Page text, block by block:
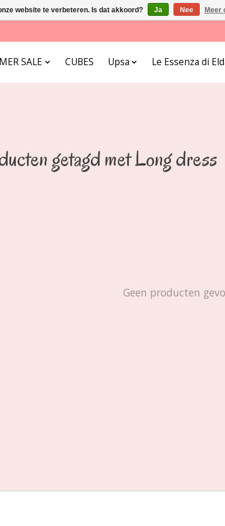
SALE CUBES Upsa Le Essenza di
getagd met Long dress
Geen producten
website te verbeteren. Is dat akkoord? Ja Nee Meer